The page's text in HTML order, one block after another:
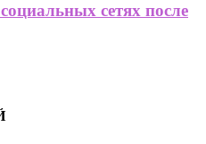
сетях после